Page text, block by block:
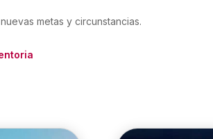
metas y circunstancias.